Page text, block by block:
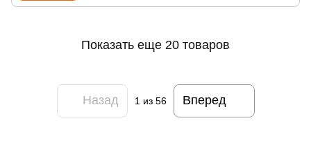
Показать еще 20 товаров
Назад 1 из 56 Вперед